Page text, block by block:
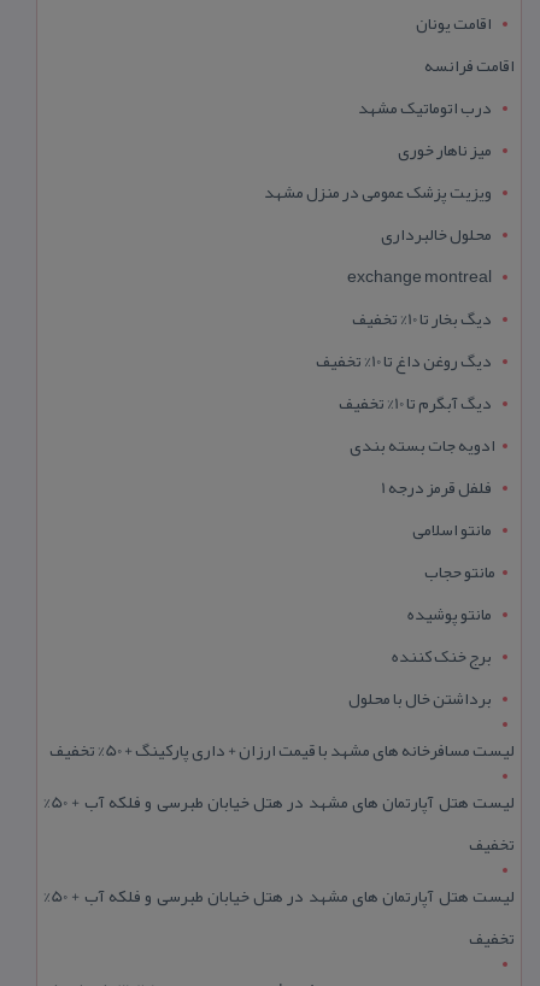
اقامت یونان
اقامت فرانسه
درب اتوماتیک مشهد
میز ناهار خوری
ویزیت پزشک عمومی در منزل مشهد
محلول خالبرداری
exchange montreal
دیگ بخار تا 10% تخفیف
دیگ روغن داغ تا 10% تخفیف
دیگ آبگرم تا 10% تخفیف
ادویه جات بسته بندی
فلفل قرمز درجه 1
مانتو اسلامی
مانتو حجاب
مانتو پوشیده
برج خنک کننده
برداشتن خال با محلول
لیست مسافرخانه های مشهد با قیمت ارزان + داری پارکینگ + 50% تخفیف
لیست هتل آپارتمان های مشهد در هتل خیابان طبرسی و فلکه آب + 50%
تخفیف
لیست هتل آپارتمان های مشهد در هتل خیابان طبرسی و فلکه آب + 50%
تخفیف